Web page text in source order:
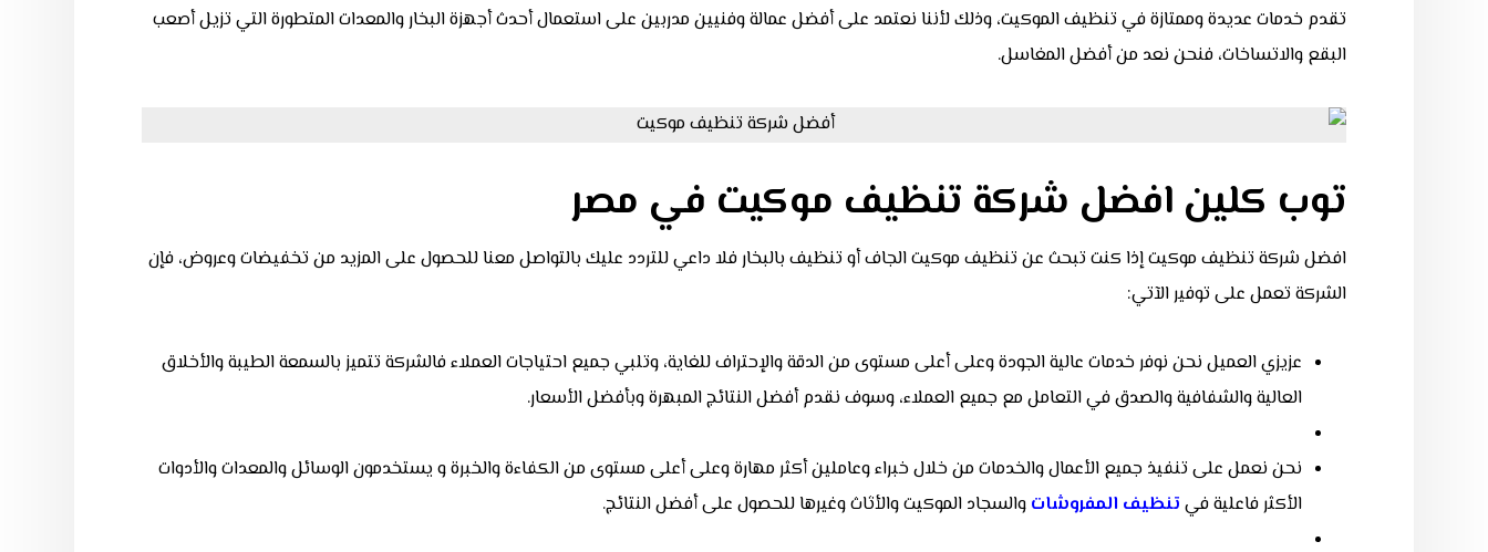
تقدم خدمات عديدة وممتازة في تنظيف الموكيت، وذلك لأننا نعتمد على أفضل عمالة وفنيين مدربين على استعمال أحدث أجهزة البخار والمعدات المتطورة التي تزيل أصعب
البقع والاتساخات، فنحن نعد من أفضل المغاسل.
توب كلين افضل شركة تنظيف موكيت في مصر
افضل شركة تنظيف موكيتإذا كنت تبحث عن تنظيف موكيت الجاف أو تنظيف بالبخار فلا داعي للتردد عليك بالتواصل معنا للحصول على المزيد من تخفيضات وعروض، فإن
الشركة تعمل على توفير الآتي:
عزيزي العميل نحن نوفر خدمات عالية الجودة وعلى أعلى مستوى من الدقة والإحتراف للغاية، وتلبي جميع احتياجات العملاء فالشركة تتميز بالسمعة الطيبة والأخلاق
العالية والشفافية والصدق في التعامل مع جميع العملاء، وسوف نقدم أفضل النتائج المبهرة وبأفضل الأسعار.
نحن نعمل على تنفيذ جميع الأعمال والخدمات من خلال خبراء وعاملين أكثر مهارة وعلى أعلى مستوى من الكفاءة والخبرة و يستخدمون الوسائل والمعدات والأدوات
الأكثر فاعلية في تنظيف المفروشات والسجاد الموكيت والأثاث وغيرها للحصول على أفضل النتائج.